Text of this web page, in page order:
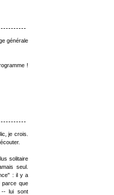
générale
!
je crois.
solitaire
seul.
: il y a
parce que
-- lui sont